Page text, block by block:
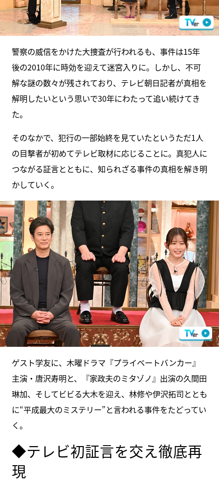
警察の威信をかけた大捜査が行われるも、事件は15年
後の2010年に時効を迎えて迷宮入りに。しかし、不可
解な謎の数々が残されており、テレビ朝日記者が真相を
解明したいという思いで30年にわたって追い続けてき
た。
そのなかで、犯行の一部始終を見ていたというただ1人
の目撃者が初めてテレビ取材に応じることに。真犯人に
つながる証言とともに、知られざる事件の真相を解き明
かしていく。
ゲスト学友に、木曜ドラマ『プライベートバンカー』
主演・唐沢寿明と、『家政夫のミタゾノ』出演の久間田
琳加、そしてビビる大木を迎え、林修や伊沢拓司ととも
に“平成最大のミステリー”と言われる事件をたどってい
く。
◆テレビ初証言を交え徹底再
現